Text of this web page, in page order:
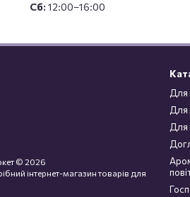
Сб: 12:00–16:00
© 2026
інтернет-магазин товарів для
Для
Для
Для